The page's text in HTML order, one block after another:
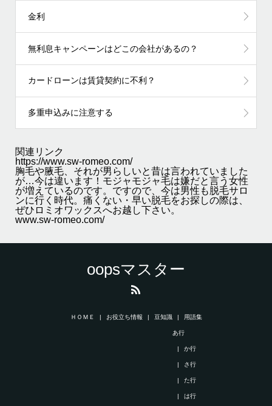
金利
無利息キャンペーンはどこの会社があるの？
カードローンは賃貸契約に不利？
多重申込みに注意する
関連リンク
https://www.sw-romeo.com/
胸毛や腋毛、それが男らしいと昔は言われていました
が…今は違います！モジャモジャ毛は嫌だと言う女性
が増えているのです。ですので、今は男性も脱毛サロ
ンに行く時代。痛くない・早い脱毛をお探しの際は、
ぜひロミオワックスへお越し下さい。
www.sw-romeo.com/
oopsマスター
ＨＯＭＥ お役立ち情報 豆知識 用語集
あ行
か行
さ行
た行
は行